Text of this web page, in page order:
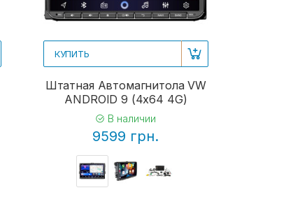
КУПИТЬ
Штатная Автомагнитола VW
ANDROID 9 (4x64 4G)
В наличии
9599 грн.